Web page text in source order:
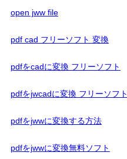
open jww file
pdf cad フリーソフト 変換
pdfをcadに変換 フリーソフト
pdfをjwcadに変換 フリーソフト
pdfをjwwに変換する方法
pdfをjwwに変換無料ソフト